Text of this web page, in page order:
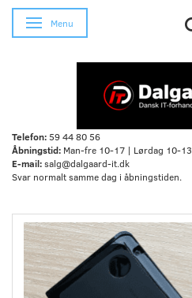
Skifte navigation
Menu
Telefon:59 44 80 56
Åbningstid: Man-fre 10-17 | Lørdag 10-13
E-mail:salg@dalgaard-it.dk
Svar normalt samme dag i åbningstiden.